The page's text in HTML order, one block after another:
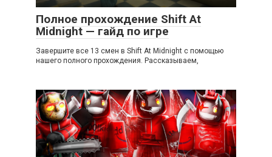
Полное прохождение Shift At
Midnight — гайд по игре
Завершите все 13 смен в Shift At Midnight с помощью
нашего полного прохождения. Рассказываем,